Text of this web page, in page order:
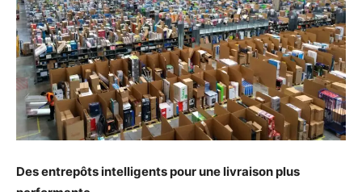
Des entrepôts intelligents pour une livraison plus